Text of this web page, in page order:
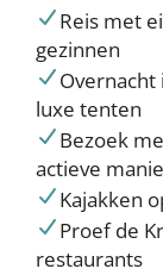
Reis met
gezinnen
Overnacht
luxe tenten
Bezoek
actieve
Kajakken
Proef de
restaurants